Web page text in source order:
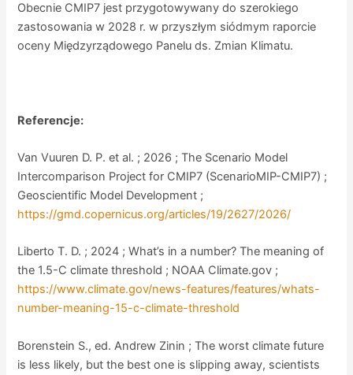
Obecnie CMIP7 jest przygotowywany do szerokiego
zastosowania w 2028 r. w przyszłym siódmym raporcie
oceny Międzyrządowego Panelu ds. Zmian Klimatu.
Referencje:
Van Vuuren D. P. et al. ; 2026 ; The Scenario Model
Intercomparison Project for CMIP7 (ScenarioMIP-CMIP7) ;
Geoscientific Model Development ;
https://gmd.copernicus.org/articles/19/2627/2026/
Liberto T. D. ; 2024 ; What’s in a number? The meaning of
the 1.5-C climate threshold ; NOAA Climate.gov ;
https://www.climate.gov/news-features/features/whats-
number-meaning-15-c-climate-threshold
Borenstein S., ed. Andrew Zinin ; The worst climate future
is less likely, but the best one is slipping away, scientists